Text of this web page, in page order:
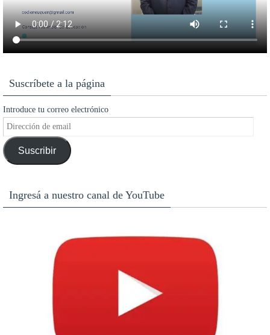
Suscríbete a la página
Introduce tu correo electrónico
Dirección
de
emailSuscribir
Ingresá a nuestro canal de YouTube